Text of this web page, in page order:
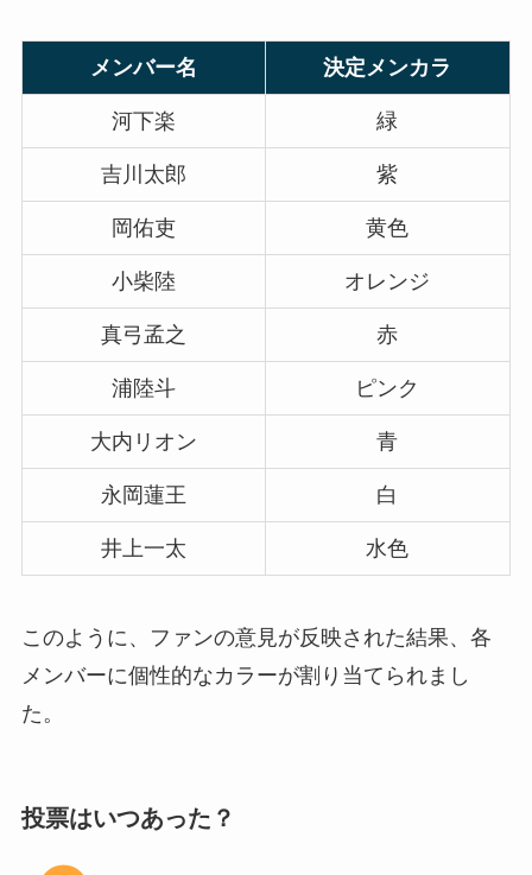
メンバー名 決定メンカラ
河下楽 緑
吉川太郎 紫
岡佑吏 黄色
小柴陸 オレンジ
真弓孟之 赤
浦陸斗 ピンク
大内リオン 青
永岡蓮王 白
井上一太 水色
このように、ファンの意見が反映された結果、各
メンバーに個性的なカラーが割り当てられまし
た。
投票はいつあった？